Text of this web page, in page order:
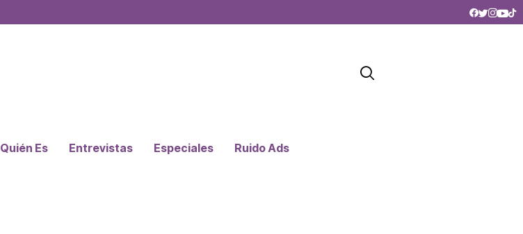
Quién Es Entrevistas Especiales Ruido Ads